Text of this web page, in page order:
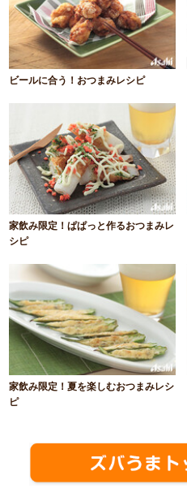
ビールに合う！おつまみレシピ
家飲み限定！ぱぱっと作るおつまみレ
シピ
家飲み限定！夏を楽しむおつまみレシ
ピ